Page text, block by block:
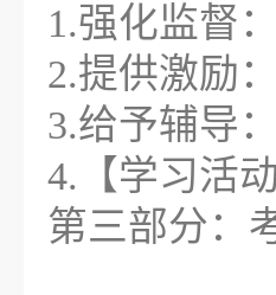
1.强化监督
2.提供激励
3.给予辅导
4.【学习活
第三部分：